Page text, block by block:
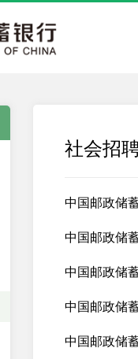
社会招
中国邮政储
中国邮政储
中国邮政储
中国邮政储
中国邮政储